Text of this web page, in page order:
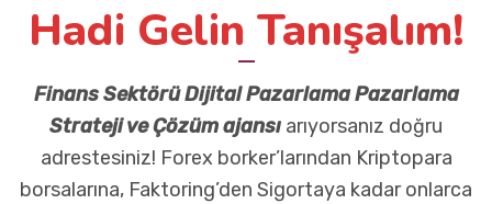
Hadi Gelin Tanışalım!
Finans Sektörü Dijital Pazarlama Pazarlama
Strateji ve Çözüm ajansı arıyorsanız doğru
adrestesiniz! Forex borker’larından Kriptopara
borsalarına, Faktoring’den Sigortaya kadar onlarca